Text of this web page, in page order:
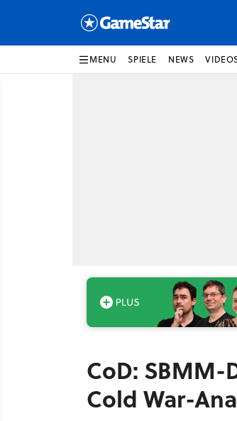
MENU SPIELE NEWS
CoD:
Cold War-